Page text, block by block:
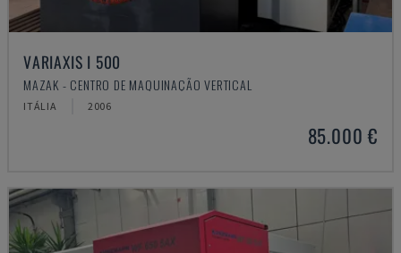
VARIAXIS I 500
MAZAK - CENTRO DE MAQUINAÇÃO VERTICAL
ITÁLIA 2006
85.000 €